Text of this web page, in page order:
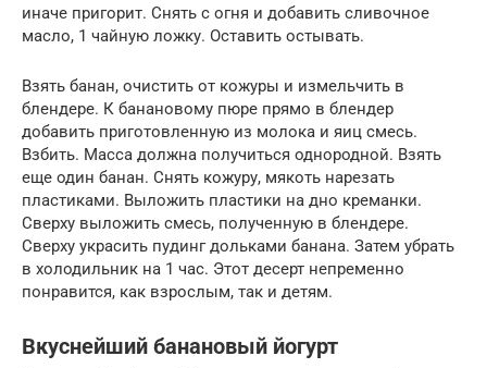
иначе пригорит. Снять с огня и добавить сливочное
масло, 1 чайную ложку. Оставить остывать.
Взять банан, очистить от кожуры и измельчить в
блендере. К банановому пюре прямо в блендер
добавить приготовленную из молока и яиц смесь.
Взбить. Масса должна получиться однородной. Взять
еще один банан. Снять кожуру, мякоть нарезать
пластиками. Выложить пластики на дно креманки.
Сверху выложить смесь, полученную в блендере.
Сверху украсить пудинг дольками банана. Затем убрать
в холодильник на 1 час. Этот десерт непременно
понравится, как взрослым, так и детям.
Вкуснейший банановый йогурт